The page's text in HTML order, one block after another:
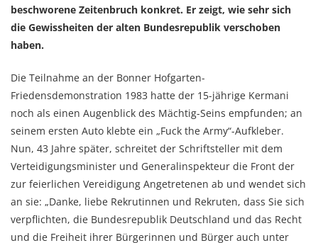
beschworene Zeitenbruch konkret. Er zeigt, wie sehr sich
die Gewissheiten der alten Bundesrepublik verschoben
haben.
Die Teilnahme an der Bonner Hofgarten-
Friedensdemonstration 1983 hatte der 15-jährige Kermani
noch als einen Augenblick des Mächtig-Seins empfunden; an
seinem ersten Auto klebte ein „Fuck the Army“-Aufkleber.
Nun, 43 Jahre später, schreitet der Schriftsteller mit dem
Verteidigungsminister und Generalinspekteur die Front der
zur feierlichen Vereidigung Angetretenen ab und wendet sich
an sie: „Danke, liebe Rekrutinnen und Rekruten, dass Sie sich
verpflichten, die Bundesrepublik Deutschland und das Recht
und die Freiheit ihrer Bürgerinnen und Bürger auch unter